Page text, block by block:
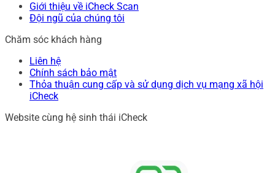
Giới thiệu về iCheck Scan
Đội ngũ của chúng tôi
Chăm sóc khách hàng
Liên hệ
Chính sách bảo mật
Thỏa thuận cung cấp và sử dụng dịch vụ mạng xã hội
iCheck
Website cùng hệ sinh thái iCheck